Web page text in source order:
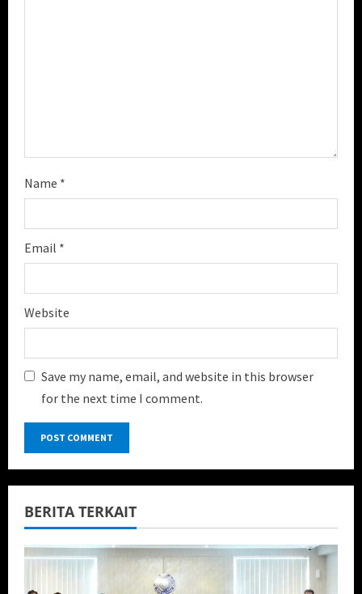
Name *
Email *
Website
Save my name, email, and website in this browser
for the next time I comment.
BERITA TERKAIT